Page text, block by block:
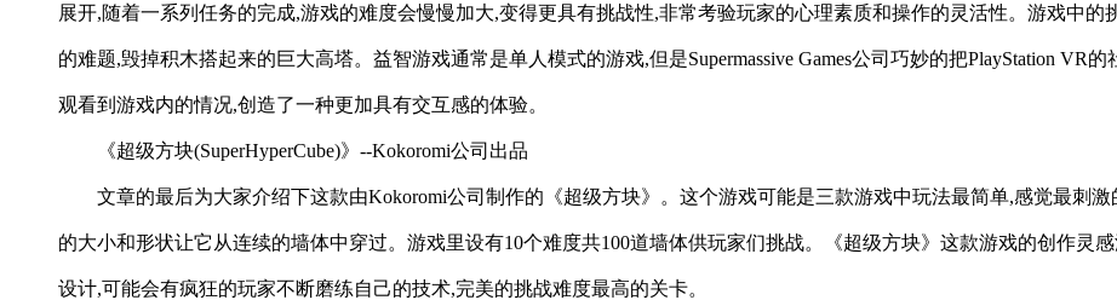
展开,随着一系列任务的完成,游戏的难度会慢慢加大,变得更具有挑战性,非常考验玩家的心理素质和操作的灵活性。游戏中
的难题,毁掉积木搭起来的巨大高塔。益智游戏通常是单人模式的游戏,但是Supermassive Games公司巧妙的把PlayStation VR
观看到游戏内的情况,创造了一种更加具有交互感的体验。
《超级方块(SuperHyperCube)》--Kokoromi公司出品
文章的最后为大家介绍下这款由Kokoromi公司制作的《超级方块》。这个游戏可能是三款游戏中玩法最简单,感觉最刺
的大小和形状让它从连续的墙体中穿过。游戏里设有10个难度共100道墙体供玩家们挑战。《超级方块》这款游戏的创作灵
设计,可能会有疯狂的玩家不断磨练自己的技术,完美的挑战难度最高的关卡。